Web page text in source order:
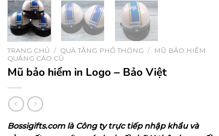
TRANG CHỦ / QUÀ TẶNG PHỔ THÔNG /
MŨ BẢO HIỂM
QUẢNG CÁO CŨ
Mũ bảo hiểm in Logo – Bảo Việt
Bossigifts.comlà Công ty trực tiếp nhập khẩu và